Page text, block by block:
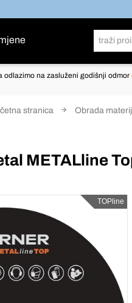
odlazimo na zasluženi godišnji odmor
stranica Obrada
METALline
TOPline